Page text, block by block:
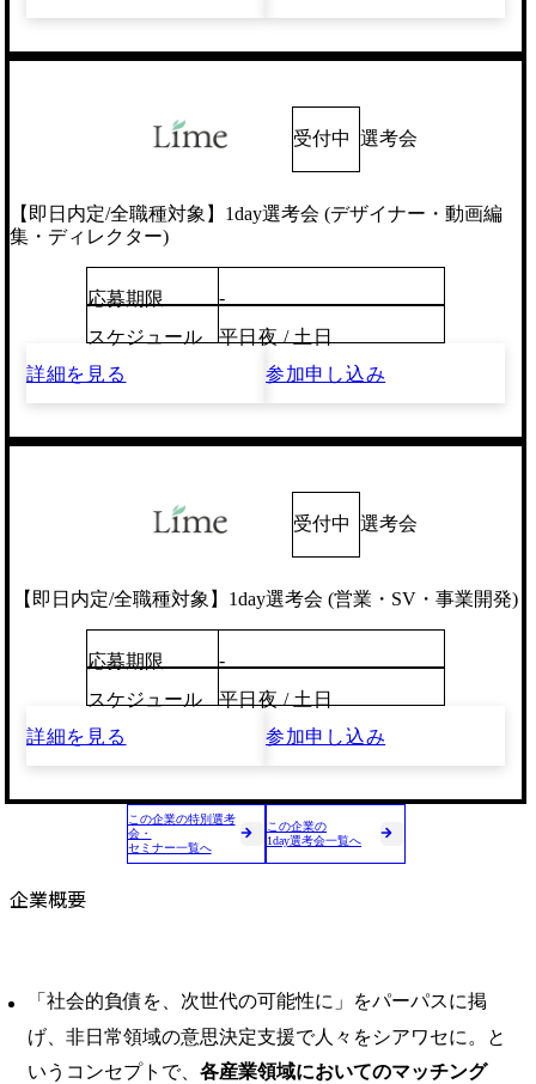
受付中 選考会
【即日内定/全職種対象】1day選考会 (デザイナー・動画編
集・ディレクター)
応募期限
-
スケジュール
平日夜 / 土日
詳細を見る
参加申し込み
受付中 選考会
【即日内定/全職種対象】1day選考会 (営業・SV・事業開発)
応募期限
-
スケジュール
平日夜 / 土日
詳細を見る
参加申し込み
この企業の特別選考
会・
セミナー一覧へ
この企業の
1day選考会一覧へ
企業概要
「社会的負債を、次世代の可能性に」をパーパスに掲
げ、非日常領域の意思決定支援で人々をシアワセに。と
いうコンセプトで、 各産業領域においてのマッチング